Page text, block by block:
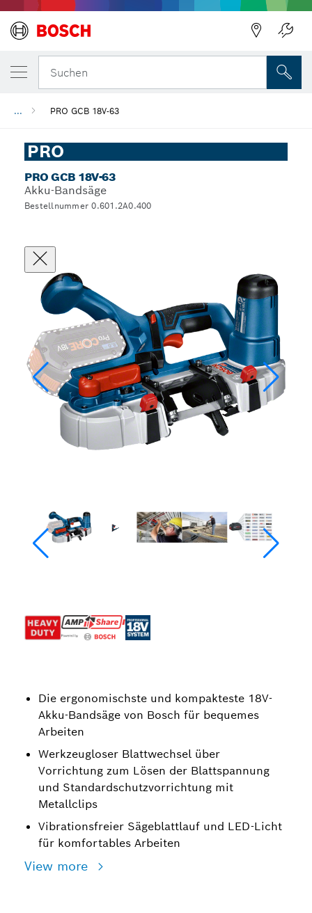
Suchen
... PRO GCB 18V-63
PRO
PRO GCB 18V-63
Akku-Bandsäge
Bestellnummer 0.601.2A0.400
Die ergonomischste und kompakteste 18V-
Akku-Bandsäge von Bosch für bequemes
Arbeiten
Werkzeugloser Blattwechsel über
Vorrichtung zum Lösen der Blattspannung
und Standardschutzvorrichtung mit
Metallclips
Vibrationsfreier Sägeblattlauf und LED-Licht
für komfortables Arbeiten
View more